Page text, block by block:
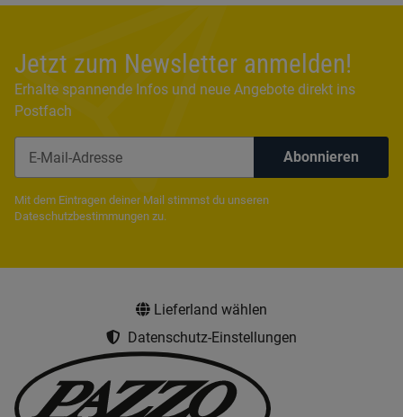
Jetzt zum Newsletter anmelden!
Erhalte spannende Infos und neue Angebote direkt ins
Postfach
Abonnieren
Mit dem Eintragen deiner Mail stimmst du unseren
Dateschutzbestimmungen zu.
Lieferland wählen
Datenschutz-Einstellungen